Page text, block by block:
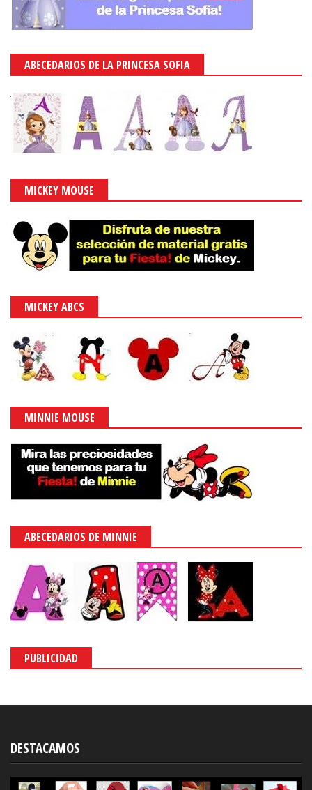
ABECEDARIOS DE LA PRINCESA SOFIA
MICKEY MOUSE
MICKEY ABCS
MINNIE MOUSE
ABECEDARIOS DE MINNIE
PUBLICIDAD
DESTACAMOS